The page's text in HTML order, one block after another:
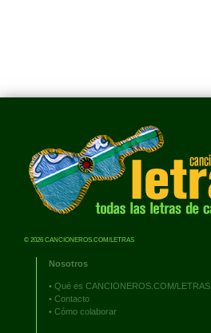
© 2026 CANCIONEROS.COM/LETRAS
Nosotros
• Qué es CANCIONEROS.COM/LETRAS
• Contacto
• Cómo colaborar